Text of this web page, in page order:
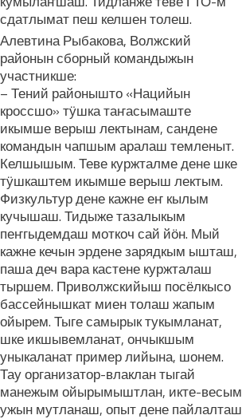
сдатлымат пеш келшен толеш.
Алевтина Рыбакова, Волжский
районын сборный командыжын
участникше:
– Тений районышто «Нацийын
кроссшо» тӱшка таҥасымаште
икымше верыш лектынам, сандене
командын чапшым аралаш темленыт.
Келшышым. Теве куржталме дене шке
тӱшкаштем икымше верыш лектым.
Физкультур дене кажне еҥ кылым
кучышаш. Тидыже тазалыкым
пеҥгыдемдаш моткоч сай йӧн. Мый
кажне кечын эрдене зарядкым ышташ,
паша деч вара кастене куржталаш
тыршем. Приволжскийыш посёлкысо
бассейнышкат миен толаш жапым
ойырем. Тыге самырык тукымланат,
шке икшывемланат, ончыкшым
уныкаланат пример лийына, шонем.
Тау организатор-влаклан тыгай
манежым ойырымыштлан, икте-весым
ужын мутланаш, опыт дене пайлалташ